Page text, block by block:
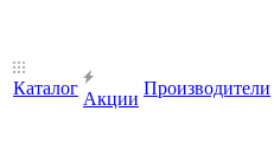
Каталог
Акции
Производители